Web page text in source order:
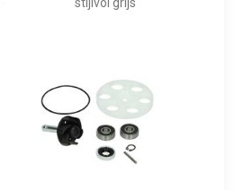
stijlvol grijs